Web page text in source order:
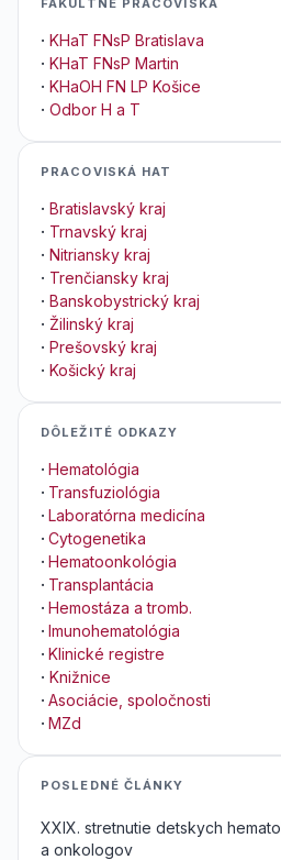
· KHaT FNsP Bratislava
· KHaT FNsP Martin
· KHaOH FN LP Košice
· Odbor H a T
PRACOVISKÁ HAT
· Bratislavský kraj
· Trnavský kraj
· Nitriansky kraj
· Trenčiansky kraj
· Banskobystrický kraj
· Žilinský kraj
· Prešovský kraj
· Košický kraj
DÔLEŽITÉ ODKAZY
· Hematológia
· Transfuziológia
· Laboratórna medicína
· Cytogenetika
· Hematoonkológia
· Transplantácia
· Hemostáza a tromb.
· Imunohematológia
· Klinické registre
· Knižnice
· Asociácie, spoločnosti
· MZd
POSLEDNÉ ČLÁNKY
XXIX. stretnutie detskych
a onkologov